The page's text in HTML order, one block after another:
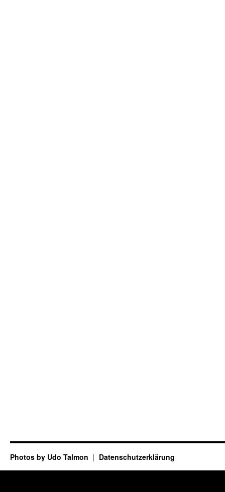
Photos by Udo Talmon Datenschutzerklärung